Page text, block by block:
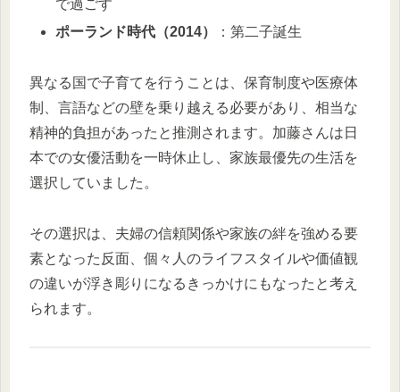
で過ごす
ポーランド時代（2014）
：第二子誕生
異なる国で子育てを行うことは、保育制度や医療体
制、言語などの壁を乗り越える必要があり、相当な
精神的負担があったと推測されます。加藤さんは日
本での女優活動を一時休止し、家族最優先の生活を
選択していました。
その選択は、夫婦の信頼関係や家族の絆を強める要
素となった反面、個々人のライフスタイルや価値観
の違いが浮き彫りになるきっかけにもなったと考え
られます。